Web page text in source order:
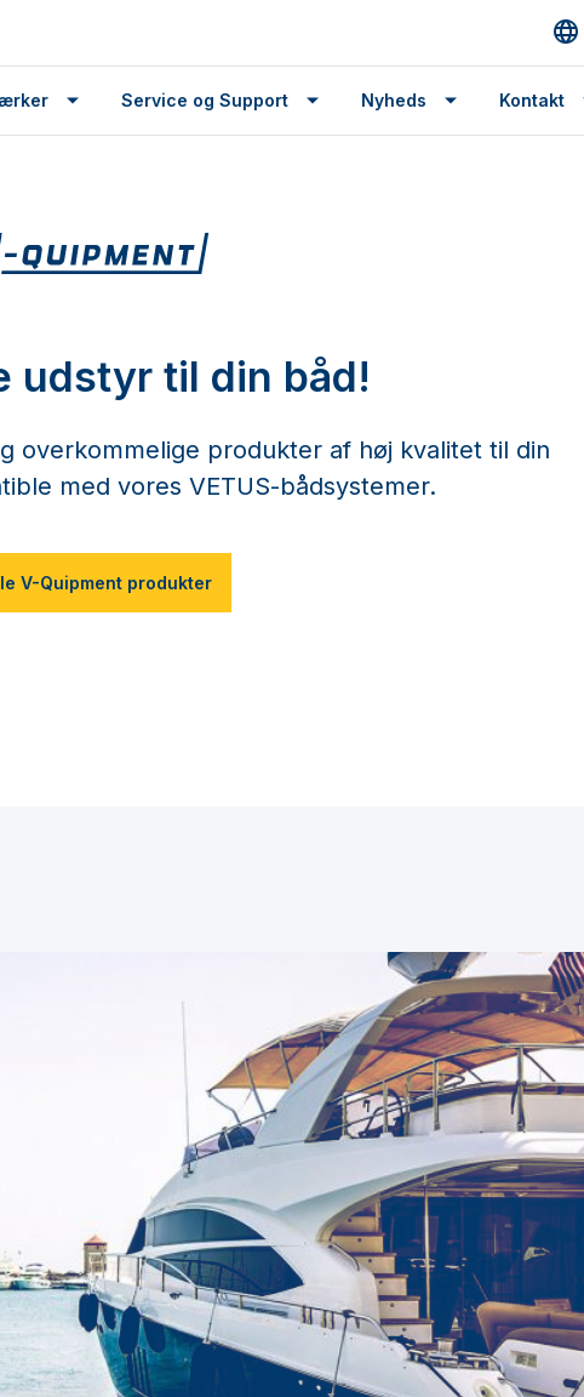
Service og Support Nyheds Kontakt
udstyr til din båd!
overkommelige produkter af høj kvalitet til din
med vores VETUS-bådsystemer.
V-Quipment produkter